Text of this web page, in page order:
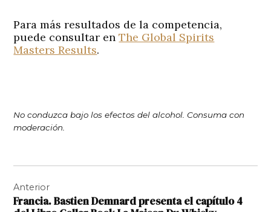
Para más resultados de la competencia,
puede consultar enThe Global Spirits
Masters Results.
No conduzca bajo los efectos del alcohol. Consuma con
moderación.
de
Anterior
Francia. Bastien Demnard presenta el capítulo 4